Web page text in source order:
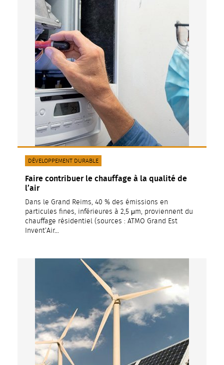
Faire contribuer le chauffage à la qualité de
l’air
Dans le Grand Reims, 40 % des émissions en
particules fines, inférieures à 2,5 μm, proviennent du
chauffage résidentiel (sources : ATMO Grand Est
Invent’Air…
CATÉGORIE(S) :
DÉVELOPPEMENT DURABLE